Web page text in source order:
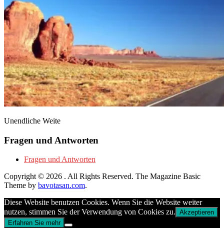
Unendliche Weite
Fragen und Antworten
Fragen und Antworten
Copyright © 2026 . All Rights Reserved. The Magazine Basic
Theme by bavotasan.com.
Diese Website benutzen Cookies. Wenn Sie die Website weiter
nutzen, stimmen Sie der Verwendung von Cookies zu. Akzeptieren
Erfahren Sie mehr